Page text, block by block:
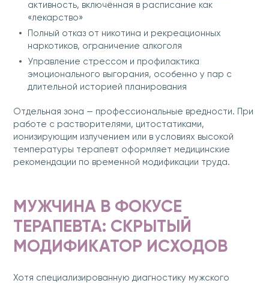
активность, включённая в расписание как
«лекарство»
Полный отказ от никотина и рекреационных
наркотиков, ограничение алкоголя
Управление стрессом и профилактика
эмоционального выгорания, особенно у пар с
длительной историей планирования
Отдельная зона — профессиональные вредности. При
работе с растворителями, цитостатиками,
ионизирующим излучением или в условиях высокой
температуры терапевт оформляет медицинские
рекомендации по временной модификации труда.
МУЖЧИНА В ФОКУСЕ
ТЕРАПЕВТА: СКРЫТЫЙ
МОДИФИКАТОР ИСХОДОВ
Хотя специализированную диагностику мужского